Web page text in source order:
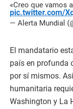
«Creo que vamos
pic.twitter.com/
— Alerta Mundial
El mandatario
país en profunda
por sí mismos.
humanitaria
Washington y La